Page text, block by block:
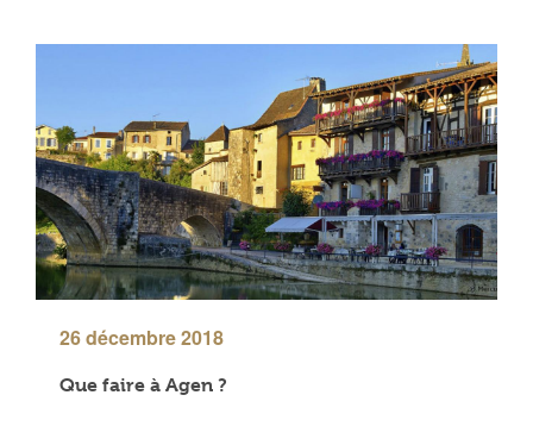
26 décembre 2018
Que faire à Agen ?